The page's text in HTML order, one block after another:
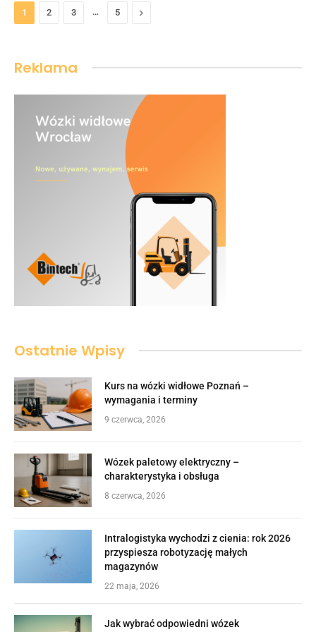
1 2 3 … 5 Następny
Reklama
Ostatnie Wpisy
Kurs na wózki widłowe Poznań –
wymagania i terminy
9 czerwca, 2026
Wózek paletowy elektryczny –
charakterystyka i obsługa
8 czerwca, 2026
Intralogistyka wychodzi z cienia: rok 2026
przyspiesza robotyzację małych
magazynów
22 maja, 2026
Jak wybrać odpowiedni wózek